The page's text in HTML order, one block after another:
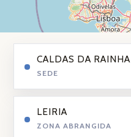
CALDAS DA RAINHA
SEDE
LEIRIA
ZONA ABRANGIDA